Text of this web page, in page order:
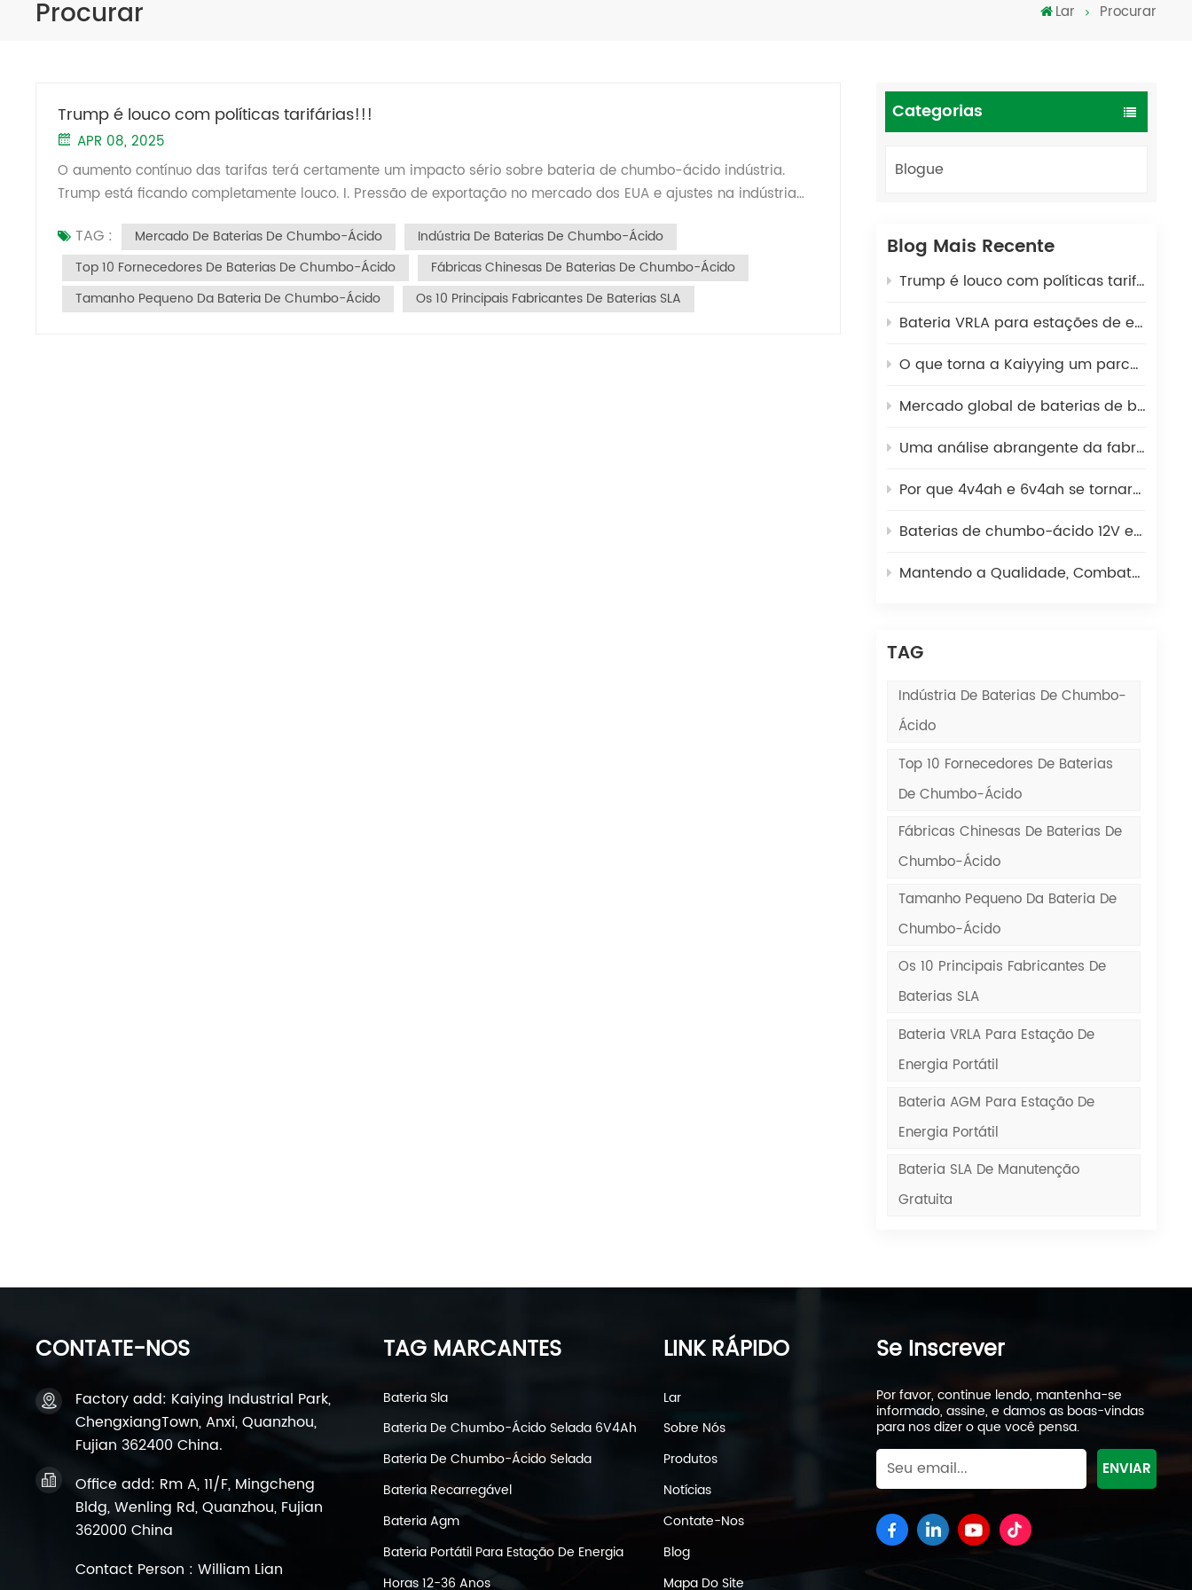
Procurar Lar Procurar
Categorias
Blogue
Blog Mais Recente
Trump é louco com políticas tarifárias!!!
Bateria VRLA para estações de energia portáteis: uma solução de energia segura e durável para cenários externos
O que torna a Kaiyying um parceiro global de confiança na fabricação de baterias de chumbo-ácido por 25 anos?
Mercado global de baterias de backup da UPS 2025: Como as baterias de chumbo e lítio coexistem
Uma análise abrangente da fabricação de placas de bateria de chumbo-ácido: de lingotes de chumbo a placas verdes
Por que 4v4ah e 6v4ah se tornaram a fonte de energia preferida para escalas eletrônicas?
Baterias de chumbo-ácido 12V em escadas rolantes | Poder Kaiying
Mantendo a Qualidade, Combatendo as Falsificações | Poder Kaiying
TAG
Indústria De Baterias De Chumbo-
Ácido
Top 10 Fornecedores De Baterias
De Chumbo-Ácido
Fábricas Chinesas De Baterias De
Chumbo-Ácido
Tamanho Pequeno Da Bateria De
Chumbo-Ácido
Os 10 Principais Fabricantes De
Baterias SLA
Bateria VRLA Para Estação De
Energia Portátil
Bateria AGM Para Estação De
Energia Portátil
Bateria SLA De Manutenção
Gratuita
Trump é louco com políticas tarifárias!!!
APR 08, 2025
O aumento contínuo das tarifas terá certamente um impacto sério sobre bateria de chumbo-ácido indústria.
Trump está ficando completamente louco. I. Pressão de exportação no mercado dos EUA e ajustes na indústria
enfrentam uma tarifa abrangente de 54%, combinando as tarifas anteriores com as novas "tarifas recíprocas".
Isso aumentou drasticamente os custos de exportação, levando a graves perdas de pedidos para pequenas e
médias empresas (PMEs). Rotas de transbordo bloqueadas: Os principais centros de transbordo do Sudeste
Asiático (como o Vietnã) estão sujeitos a uma tarifa de 46%, o que limita ainda mais as oportunidades de
TAG : Mercado De Baterias De Chumbo-Ácido
Indústria De Baterias De Chumbo-Ácido
Top 10 Fornecedores De Baterias De Chumbo-Ácido
Fábricas Chinesas De Baterias De Chumbo-Ácido
Tamanho Pequeno Da Bateria De Chumbo-Ácido
Os 10 Principais Fabricantes De Baterias SLA
CONTATE-NOS
Factory add: Kaiying Industrial Park,
ChengxiangTown, Anxi, Quanzhou,
Fujian 362400 China.
Office add: Rm A, 11/F, Mingcheng
Bldg, Wenling Rd, Quanzhou, Fujian
362000 China
Contact Person : William Lian
TAG MARCANTES
Bateria Sla
Bateria De Chumbo-Ácido Selada 6V4Ah
Bateria De Chumbo-Ácido Selada
Bateria Recarregável
Bateria Agm
Bateria Portátil Para Estação De Energia
Horas 12-36 Anos
LINK RÁPIDO
Lar
Sobre Nós
Produtos
Notícias
Contate-Nos
Blog
Mapa Do Site
Se Inscrever
Por favor, continue lendo, mantenha-se
informado, assine, e damos as boas-vindas
para nos dizer o que você pensa.